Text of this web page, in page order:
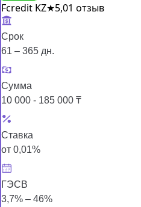
Fcredit KZ★5,01 отзыв
Срок
61 – 365 дн.
Сумма
10 000 - 185 000 ₸
Ставка
от 0,01%
ГЭСВ
3,7% – 46%